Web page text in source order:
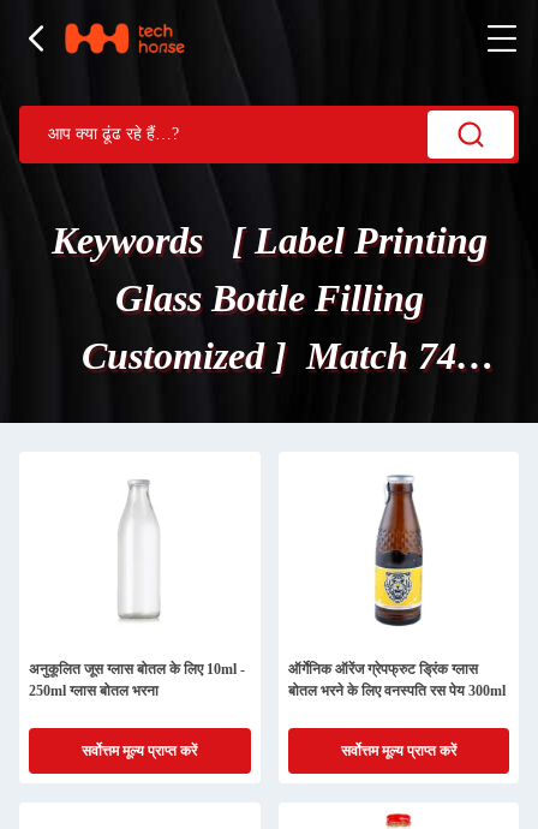
Keywords [ Label Printing
Glass Bottle Filling
Customized ] Match 74
उत्पादों.
अनुकूलित जूस ग्लास बोतल के लिए 10ml -
250ml ग्लास बोतल भरना
सर्वोत्तम मूल्य प्राप्त करें
ऑर्गेनिक ऑरेंज ग्रेपफ्रुट ड्रिंक ग्लास
बोतल भरने के लिए वनस्पति रस पेय 300ml
सर्वोत्तम मूल्य प्राप्त करें